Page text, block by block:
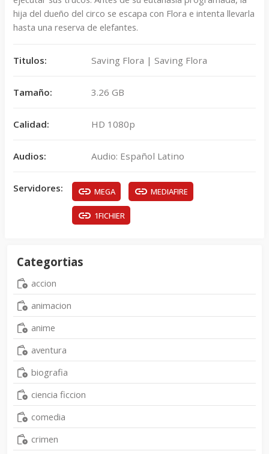
hija del dueño del circo se escapa con Flora e intenta llevarla
hasta una reserva de elefantes.
Titulos: Saving Flora | Saving Flora
Tamaño: 3.26 GB
Calidad: HD 1080p
Audios: Audio: Español Latino
Servidores: MEGA MEDIAFIRE
1FICHIER
Categortias
accion
animacion
anime
aventura
biografia
ciencia ficcion
comedia
crimen